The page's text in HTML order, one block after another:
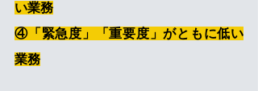
い業務
④「緊急度」「重要度」がともに低い
業務